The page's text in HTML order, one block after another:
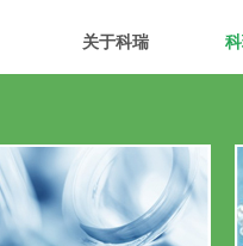
关于科瑞